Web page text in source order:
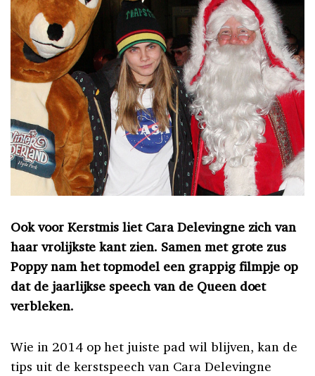
Ook voor Kerstmis liet Cara Delevingne zich van
haar vrolijkste kant zien. Samen met grote zus
Poppy nam het topmodel een grappig filmpje op
dat de jaarlijkse speech van de Queen doet
verbleken.
Wie in 2014 op het juiste pad wil blijven, kan de
tips uit de kerstspeech van Cara Delevingne